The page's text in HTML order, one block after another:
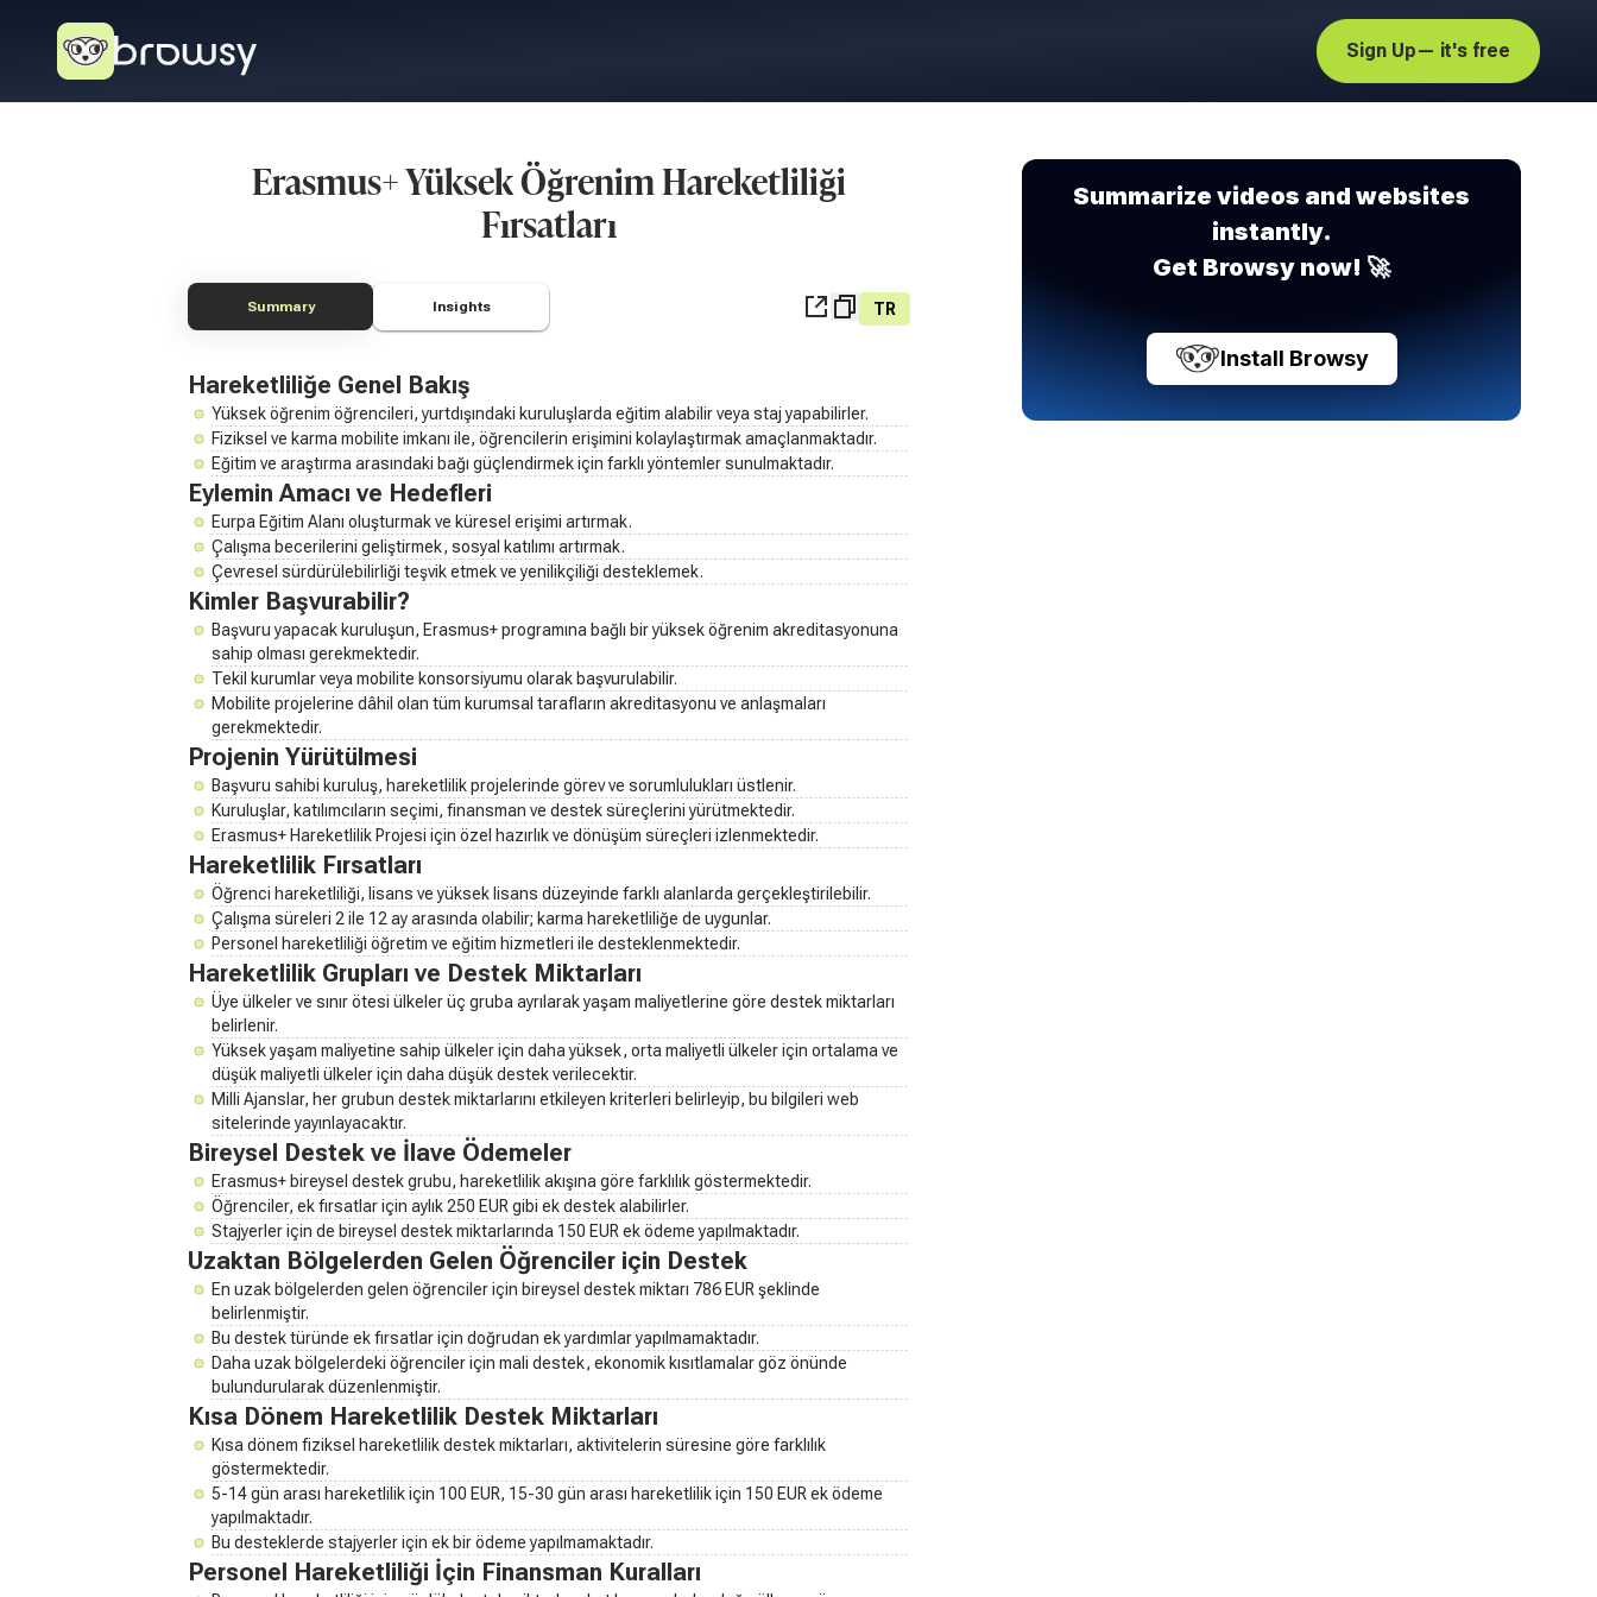
Sign Up— it's free
Erasmus+ Yüksek Öğrenim Hareketliliği
Fırsatları
Summary Insights TR
Hareketliliğe Genel Bakış
Yüksek öğrenim öğrencileri, yurtdışındaki kuruluşlarda eğitim alabilir veya staj yapabilirler.
Fiziksel ve karma mobilite imkanı ile, öğrencilerin erişimini kolaylaştırmak amaçlanmaktadır.
Eğitim ve araştırma arasındaki bağı güçlendirmek için farklı yöntemler sunulmaktadır.
Eylemin Amacı ve Hedefleri
Eurpa Eğitim Alanı oluşturmak ve küresel erişimi artırmak.
Çalışma becerilerini geliştirmek, sosyal katılımı artırmak.
Çevresel sürdürülebilirliği teşvik etmek ve yenilikçiliği desteklemek.
Kimler Başvurabilir?
Başvuru yapacak kuruluşun, Erasmus+ programına bağlı bir yüksek öğrenim akreditasyonuna
sahip olması gerekmektedir.
Tekil kurumlar veya mobilite konsorsiyumu olarak başvurulabilir.
Mobilite projelerine dâhil olan tüm kurumsal tarafların akreditasyonu ve anlaşmaları
gerekmektedir.
Projenin Yürütülmesi
Başvuru sahibi kuruluş, hareketlilik projelerinde görev ve sorumlulukları üstlenir.
Kuruluşlar, katılımcıların seçimi, finansman ve destek süreçlerini yürütmektedir.
Erasmus+ Hareketlilik Projesi için özel hazırlık ve dönüşüm süreçleri izlenmektedir.
Hareketlilik Fırsatları
Öğrenci hareketliliği, lisans ve yüksek lisans düzeyinde farklı alanlarda gerçekleştirilebilir.
Çalışma süreleri 2 ile 12 ay arasında olabilir; karma hareketliliğe de uygunlar.
Personel hareketliliği öğretim ve eğitim hizmetleri ile desteklenmektedir.
Hareketlilik Grupları ve Destek Miktarları
Üye ülkeler ve sınır ötesi ülkeler üç gruba ayrılarak yaşam maliyetlerine göre destek miktarları
belirlenir.
Yüksek yaşam maliyetine sahip ülkeler için daha yüksek, orta maliyetli ülkeler için ortalama ve
düşük maliyetli ülkeler için daha düşük destek verilecektir.
Milli Ajanslar, her grubun destek miktarlarını etkileyen kriterleri belirleyip, bu bilgileri web
sitelerinde yayınlayacaktır.
Bireysel Destek ve İlave Ödemeler
Erasmus+ bireysel destek grubu, hareketlilik akışına göre farklılık göstermektedir.
Öğrenciler, ek fırsatlar için aylık 250 EUR gibi ek destek alabilirler.
Stajyerler için de bireysel destek miktarlarında 150 EUR ek ödeme yapılmaktadır.
Uzaktan Bölgelerden Gelen Öğrenciler için Destek
En uzak bölgelerden gelen öğrenciler için bireysel destek miktarı 786 EUR şeklinde
belirlenmiştir.
Bu destek türünde ek fırsatlar için doğrudan ek yardımlar yapılmamaktadır.
Daha uzak bölgelerdeki öğrenciler için mali destek, ekonomik kısıtlamalar göz önünde
bulundurularak düzenlenmiştir.
Kısa Dönem Hareketlilik Destek Miktarları
Kısa dönem fiziksel hareketlilik destek miktarları, aktivitelerin süresine göre farklılık
göstermektedir.
5-14 gün arası hareketlilik için 100 EUR, 15-30 gün arası hareketlilik için 150 EUR ek ödeme
yapılmaktadır.
Bu desteklerde stajyerler için ek bir ödeme yapılmamaktadır.
Personel Hareketliliği İçin Finansman Kuralları
Summarize videos and websites
instantly.
Get Browsy now! 🚀
Install Browsy